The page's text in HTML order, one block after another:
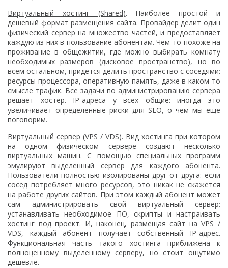
Виртуальный хостинг (Shared). Наиболее простой и
дешевый формат размещения сайта. Провайдер делит один
физический сервер на множество частей, и предоставляет
каждую из них в пользование абонентам. Чем-то похоже на
проживание в общежитии, где можно выбирать комнату
необходимых размеров (дисковое пространство), но во
всем остальном, придется делить пространство с соседями:
ресурсы процессора, оперативную память, даже в каком-то
смысле трафик. Все задачи по администрированию сервера
решает хостер. IP-адреса у всех общие: иногда это
увеличивает определенные риски для SEO, о чем мы еще
поговорим.
Виртуальный сервер (VPS / VDS). Вид хостинга при котором
на одном физическом сервере создают несколько
виртуальных машин. С помощью специальных программ
эмулируют выделенный сервер для каждого абонента.
Пользователи полностью изолированы друг от друга: если
сосед потребляет много ресурсов, это никак не скажется
на работе других сайтов. При этом каждый абонент может
сам администрировать свой виртуальный сервер:
устанавливать необходимое ПО, скрипты и настраивать
хостинг под проект. И, наконец, размещая сайт на VPS /
VDS, каждый абонент получает собственный IP-адрес.
Функциональная часть такого хостинга приближена к
полноценному выделенному серверу, но стоит ощутимо
дешевле.